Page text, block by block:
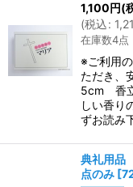
1,100円(
(税込:
在庫数4点
※ご利用
ただき、
5cm 香
しい香り
ずお読み
典礼用
点のみ [